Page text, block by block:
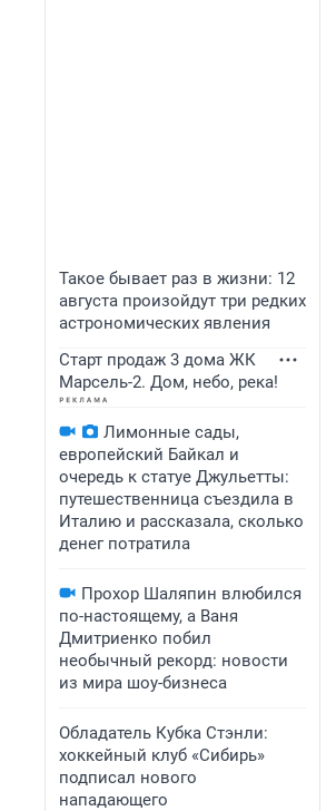
Такое бывает раз в жизни: 12
августа произойдут три редких
астрономических явления
Старт продаж 3 дома ЖК
Марсель-2. Дом, небо, река!
Лимонные сады,
европейский Байкал и
очередь к статуе Джульетты:
путешественница съездила в
Италию и рассказала, сколько
денег потратила
Прохор Шаляпин влюбился
по-настоящему, а Ваня
Дмитриенко побил
необычный рекорд: новости
из мира шоу-бизнеса
Обладатель Кубка Стэнли:
хоккейный клуб «Сибирь»
подписал нового
нападающего